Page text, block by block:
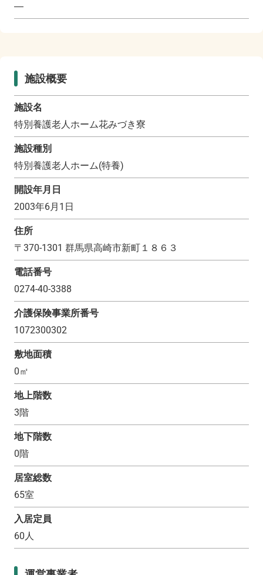
―
施設概要
施設名
特別養護老人ホーム花みづき寮
施設種別
特別養護老人ホーム(特養)
開設年月日
2003年6月1日
住所
〒 370-1301 群馬県高崎市新町１８６３
電話番号
0274-40-3388
介護保険事業所番号
1072300302
敷地面積
0㎡
地上階数
3階
地下階数
0階
居室総数
65室
入居定員
60人